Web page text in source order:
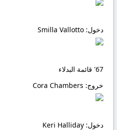
دخول:
67' قائمة البدلاء
خروج:
دخول: